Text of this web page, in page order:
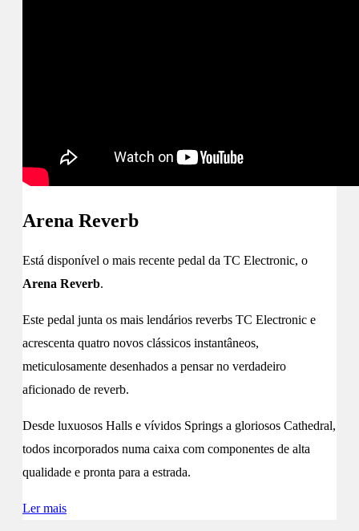
Arena Reverb
Está disponível o mais recente pedal da TC Electronic, o
Arena Reverb.
Este pedal junta os mais lendários reverbs TC Electronic e
acrescenta quatro novos clássicos instantâneos,
meticulosamente desenhados a pensar no verdadeiro
aficionado de reverb.
Desde luxuosos Halls e vívidos Springs a gloriosos Cathedral,
todos incorporados numa caixa com componentes de alta
qualidade e pronta para a estrada.
Ler mais